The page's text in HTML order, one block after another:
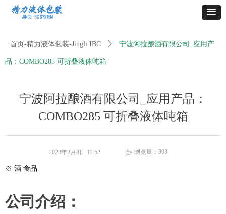
宁波阿拉酿酒有限公司_应用产品：
COMBO285 可折叠液体吨箱
※ 酒 食品
公司介绍：
2023年2月8日 12:52 ꄘ 浏览量： 303
首页-精力液体包装-Jingli IBC ꄲ 宁波阿拉酿酒有限公司_应用产
品：COMBO285 可折叠液体吨箱